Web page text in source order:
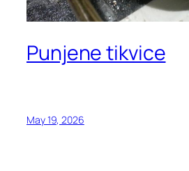
Punjene tikvice
May 19, 2026